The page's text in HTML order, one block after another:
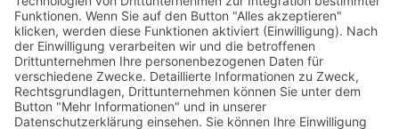
Kostenlose Beratung vor und nach dem
Kauf!
Qualität